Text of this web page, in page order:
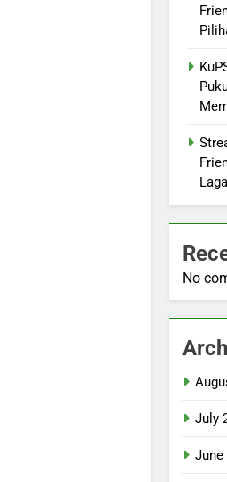
No
July
June